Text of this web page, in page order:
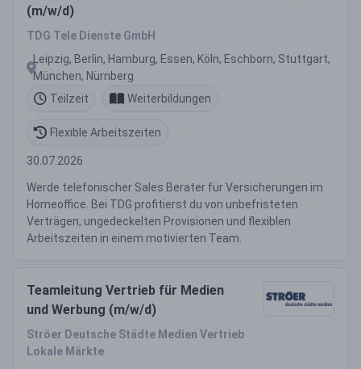
(m/w/d)
TDG Tele Dienste GmbH
Leipzig, Berlin, Hamburg, Essen, Köln, Eschborn, Stuttgart,
München, Nürnberg
Teilzeit
Weiterbildungen
Flexible Arbeitszeiten
30.07.2026
Werde telefonischer Sales Berater für Versicherungen im
Homeoffice. Bei TDG profitierst du von unbefristeten
Verträgen, ungedeckelten Provisionen und flexiblen
Arbeitszeiten in einem motivierten Team.
Teamleitung Vertrieb für Medien
und Werbung (m/w/d)
Ströer Deutsche Städte Medien Vertrieb
Lokale Märkte